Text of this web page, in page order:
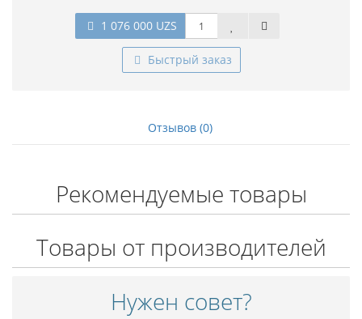
1 076 000 UZS
Быстрый заказ
Отзывов (0)
Рекомендуемые товары
Товары от производителей
Нужен совет?